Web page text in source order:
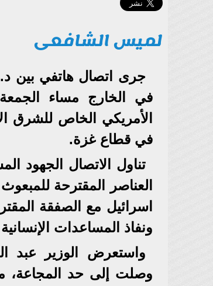
لميس الشافعى
جرى اتصال هاتفي بين د.
الأمريكي الخاص للشرق
في قطاع غزة.
تناول الاتصال الجهود
العناصر المقترحة
اسرائيل مع الصفقة
ونفاذ المساعدات
واستعرض الوزير عبد
وصلت إلى حد المجاعة،